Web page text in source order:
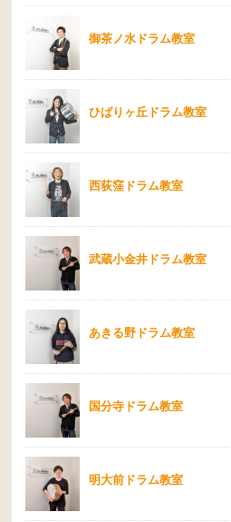
御茶ノ水ドラム教室
ひばりヶ丘ドラム教室
西荻窪ドラム教室
武蔵小金井ドラム教室
あきる野ドラム教室
国分寺ドラム教室
明大前ドラム教室